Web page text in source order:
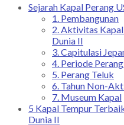
Sejarah Kapal Perang
1. Pembangunan
2. Aktivitas
Dunia II
3. Capitulasi
4. Periode
5. Perang Teluk
6. Tahun Non-
7. Museum Kapal
5 Kapal Tempur
Dunia II